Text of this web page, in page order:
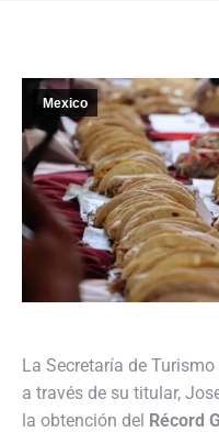
Mexico
La Secretaría de
a través de su titular,
la obtención del Récord